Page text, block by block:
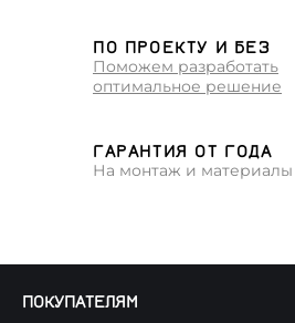
ПО ПРОЕКТУ И БЕЗ
Поможем разработать
оптимальное решение
ГАРАНТИЯ ОТ ГОДА
На монтаж и материалы
ПОКУПАТЕЛЯМ